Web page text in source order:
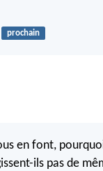
prochain
en font,
ils pas de